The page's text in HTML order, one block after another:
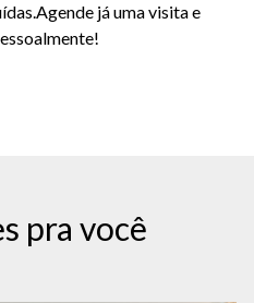
já uma visita e
pra você